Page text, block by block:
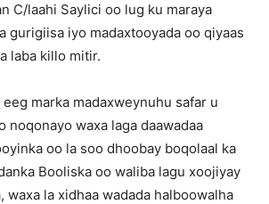
C/laahi Saylici oo lug ku maraya
gurigiisa iyo madaxtooyada oo qiyaas
laba killo mitir.
marka madaxweynuhu safar u
noqonayo waxa laga daawadaa
oo la soo dhoobay boqolaal ka
Booliska oo waliba lagu xoojiyay
waxa la xidhaa wadada halboowalha